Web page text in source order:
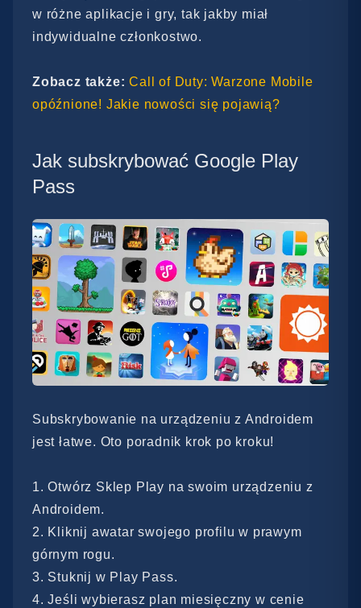
w różne aplikacje i gry, tak jakby miał
indywidualne członkostwo.
Zobacz także:Call of Duty: Warzone Mobile
opóźnione! Jakie nowości się pojawią?
Jak subskrybować Google Play
Pass
Subskrybowanie na urządzeniu z Androidem
jest łatwe. Oto poradnik krok po kroku!
Otwórz Sklep Play na swoim urządzeniu z
Androidem.
Kliknij awatar swojego profilu w prawym
górnym rogu.
Stuknij w Play Pass.
Jeśli wybierasz plan miesięczny w cenie